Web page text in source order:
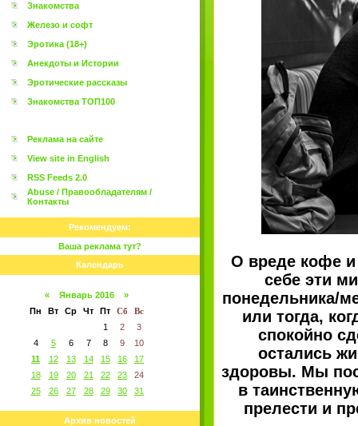
Знакомства
Железо и софт
Эротика (18+)
Анекдоты и Истории
Эротические рассказы
Знакомства ТОП100
Реклама на сайте
View site in English
RSS Feeds 2.0
Abuse / Правообладателям /
Контакты
Рекомендуем:
Ваша реклама тут?
Календарь
« Январь 2016
»
Пн
Вт Ср Чт Пт Сб
Вс
1
2
3
4
5 6 7 8 9
10
11
12 13 14 15 16
17
18
19 20 21 22 23
24
25
26 27 28 29 30 31
Архив новостей
О вреде кофе
себе эти
понедельника/
или тогда,
спокойно
остались
здоровы. Мы
в
прелести и